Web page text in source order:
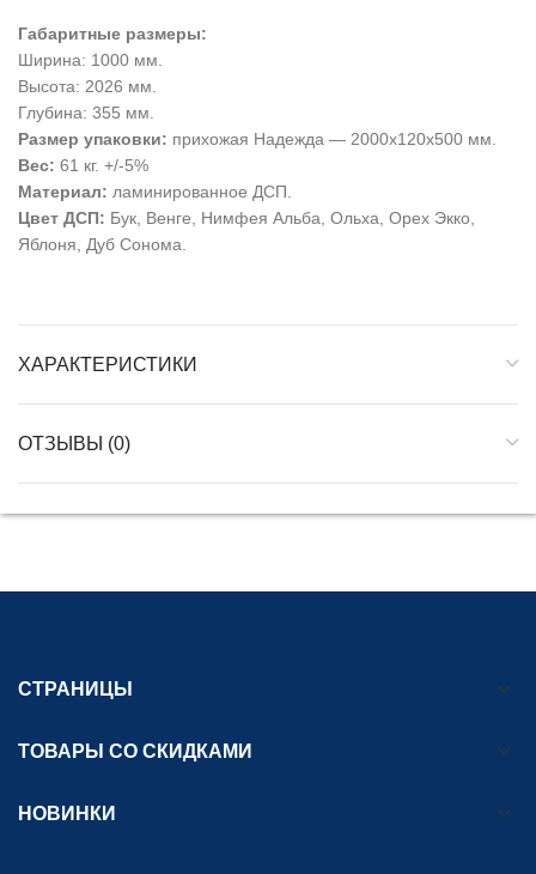
Габаритные размеры:
Ширина: 1000 мм.
Высота: 2026 мм.
Глубина: 355 мм.
Размер упаковки: прихожая Надежда — 2000х120х500 мм.
Вес: 61 кг. +/-5%
Материал: ламинированное ДСП.
Цвет ДСП: Бук, Венге, Нимфея Альба, Ольха, Орех Экко,
Яблоня, Дуб Сонома.
ХАРАКТЕРИСТИКИ
ОТЗЫВЫ (0)
СТРАНИЦЫ
ТОВАРЫ СО СКИДКАМИ
НОВИНКИ